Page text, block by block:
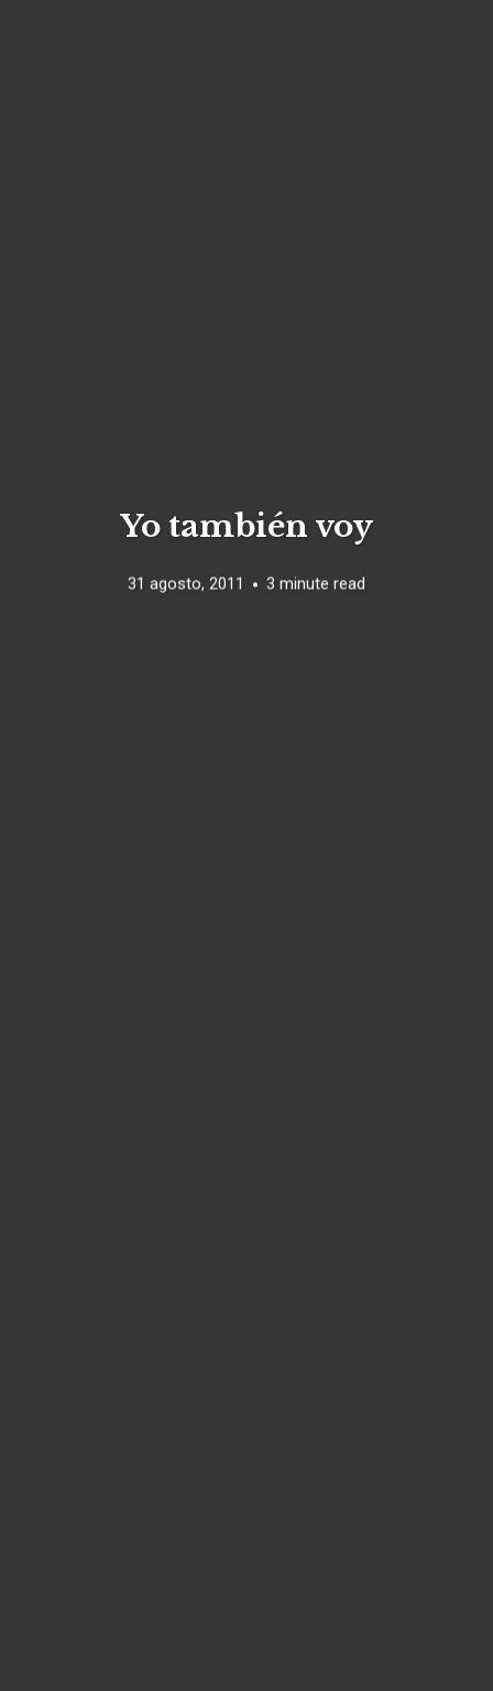
Yo también voy
31 agosto, 2011 3 minute read